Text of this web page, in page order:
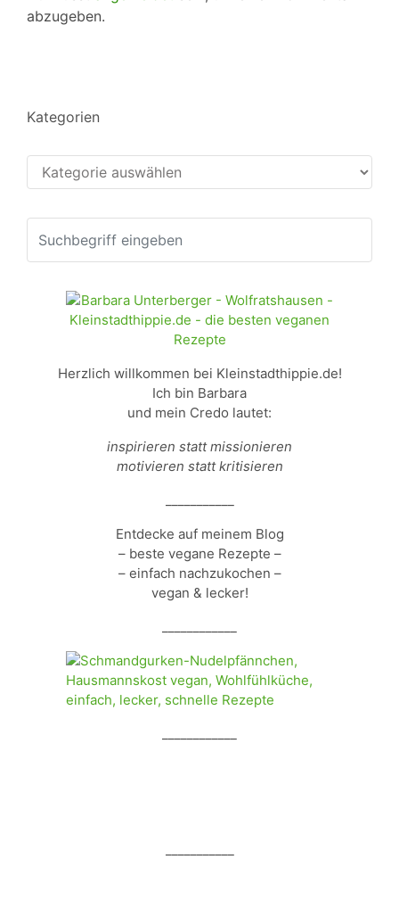
abzugeben.
Kategorien
Kategorien
Herzlich willkommen bei Kleinstadthippie.de!
Ich bin Barbara
und mein Credo lautet:
inspirieren statt missionieren
motivieren statt kritisieren
Entdecke auf meinem Blog
– beste vegane Rezepte –
– einfach nachzukochen –
vegan & lecker!